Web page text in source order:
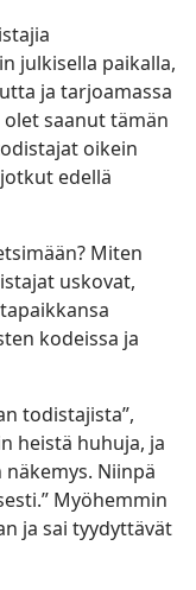
julkisella paikalla,
ja tarjoamassa
saanut tämän
oikein
edellä
Miten
uskovat,
kodeissa ja
todistajista”,
heistä huhuja, ja
Niinpä
Myöhemmin
ja sai tyydyttävät